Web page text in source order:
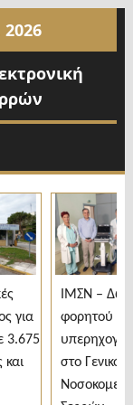
ΙΜΣΝ – Δωρεά
φορητού
στο Γενικό
Νοσοκομείο